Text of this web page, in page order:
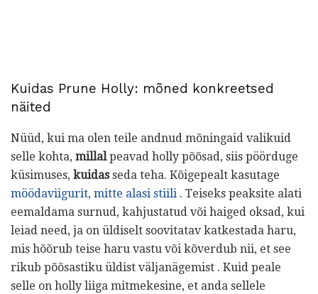
Kuidas Prune Holly: mõned konkreetsed
näited
Nüüd, kui ma olen teile andnud mõningaid valikuid
selle kohta, millalpeavad holly põõsad, siis pöörduge
küsimuses, kuidasseda teha. Kõigepealt kasutage
möödaviigurit, mitte alasi stiili . Teiseks peaksite alati
eemaldama surnud, kahjustatud või haiged oksad, kui
leiad need, ja on üldiselt soovitatav katkestada haru,
mis hõõrub teise haru vastu või kõverdub nii, et see
rikub põõsastiku üldist väljanägemist . Kuid peale
selle on holly liiga mitmekesine, et anda sellele